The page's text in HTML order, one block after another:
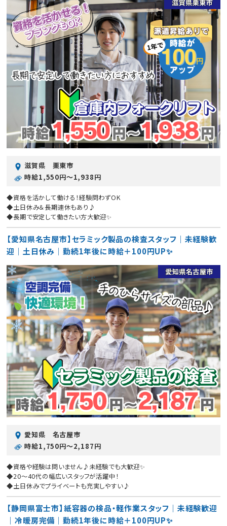
滋賀県 栗東市
時給1,550円〜1,938円
◆資格を活かして働ける！経験問わずOK
◆土日休み＆長期連休もあり♪
◆長期で安定して働きたい方大歓迎✨
【愛知県名古屋市】セラミック製品の検査スタッフ｜未経験歓
迎｜土日休み｜勤続1年後に時給＋100円UP✨
愛知県 名古屋市
時給1,750円〜2,187円
◆資格や経験は問いません♪未経験でも大歓迎✨
◆20〜40代の幅広いスタッフが活躍中！
◆土日休みでプライベートも充実しやすい♪
【静岡県富士市】紙容器の検品・軽作業スタッフ｜未経験歓迎
｜冷暖房完備｜勤続1年後に時給＋100円UP✨